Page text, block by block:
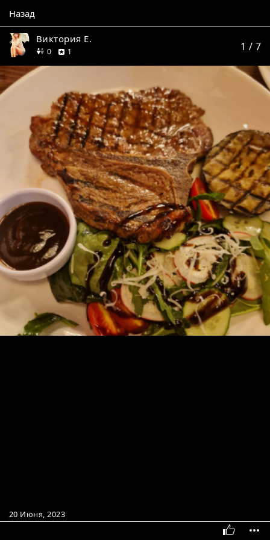
Назад
Виктория Е.
0друзей
1 1 / 7
20 Июня, 2023